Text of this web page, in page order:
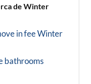
de Winter
in feeWinter
bathrooms